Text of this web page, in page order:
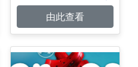
由此查看